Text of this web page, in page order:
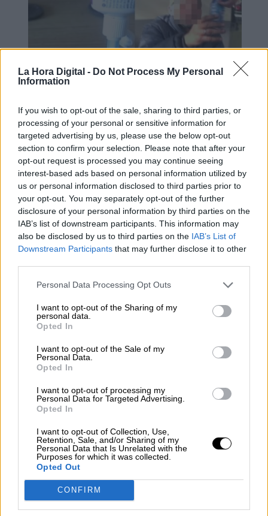
La Hora Digital - Do Not Process My Personal
Information
If you wish to opt-out of the sale, sharing to third parties, or
processing of your personal or sensitive information for
targeted advertising by us, please use the below opt-out
section to confirm your selection. Please note that after your
opt-out request is processed you may continue seeing
interest-based ads based on personal information utilized by
us or personal information disclosed to third parties prior to
your opt-out. You may separately opt-out of the further
disclosure of your personal information by third parties on the
IAB’s list of downstream participants. This information may
also be disclosed by us to third parties on the IAB’s List of
Downstream Participants that may further disclose it to other
Personal Data Processing Opt Outs
I want to opt-out of the Sharing of my
personal data.
Opted In
I want to opt-out of the Sale of my
Personal Data.
Opted In
I want to opt-out of processing my
Personal Data for Targeted Advertising.
Opted In
I want to opt-out of Collection, Use,
Retention, Sale, and/or Sharing of my
Personal Data that Is Unrelated with the
Purposes for which it was collected.
Opted Out
CONFIRM
El Supremo condena a un youtuber
por humillar a un indigente
El Supremo acepta los recursos
contra los indultos del Procés